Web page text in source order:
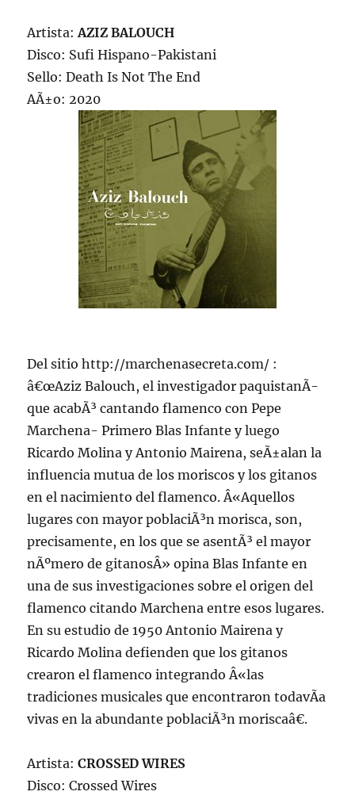
Artista:AZIZ BALOUCH
Disco: Sufi Hispano-Pakistani
Sello: Death Is Not The End
AÃ±o: 2020
Del sitio http://marchenasecreta.com/ :
â€œAziz Balouch, el investigador paquistanÃ­
que acabÃ³ cantando flamenco con Pepe
Marchena- Primero Blas Infante y luego
Ricardo Molina y Antonio Mairena, seÃ±alan la
influencia mutua de los moriscos y los gitanos
en el nacimiento del flamenco. Â«Aquellos
lugares con mayor poblaciÃ³n morisca, son,
precisamente, en los que se asentÃ³ el mayor
nÃºmero de gitanosÂ» opina Blas Infante en
una de sus investigaciones sobre el origen del
flamenco citando Marchena entre esos lugares.
En su estudio de 1950 Antonio Mairena y
Ricardo Molina defienden que los gitanos
crearon el flamenco integrando Â«las
tradiciones musicales que encontraron todavÃ­a
vivas en la abundante poblaciÃ³n moriscaâ€.
Artista:CROSSED WIRES
Disco: Crossed Wires